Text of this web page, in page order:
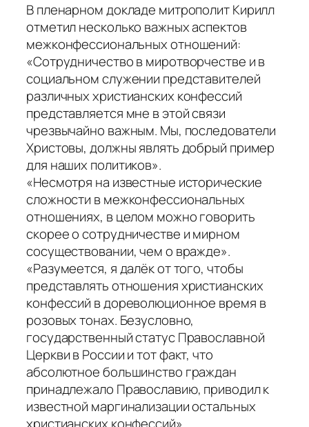
В пленарном докладе митрополит Кирилл
отметил несколько важных аспектов
межконфессиональных отношений:
«Сотрудничество в миротворчестве и в
социальном служении представителей
различных христианских конфессий
представляется мне в этой связи
чрезвычайно важным. Мы, последователи
Христовы, должны являть добрый пример
для наших политиков».
«Несмотря на известные исторические
сложности в межконфессиональных
отношениях, в целом можно говорить
скорее о сотрудничестве и мирном
сосуществовании, чем о вражде».
«Разумеется, я далёк от того, чтобы
представлять отношения христианских
конфессий в дореволюционное время в
розовых тонах. Безусловно,
государственный статус Православной
Церкви в России и тот факт, что
абсолютное большинство граждан
принадлежало Православию, приводил к
известной маргинализации остальных